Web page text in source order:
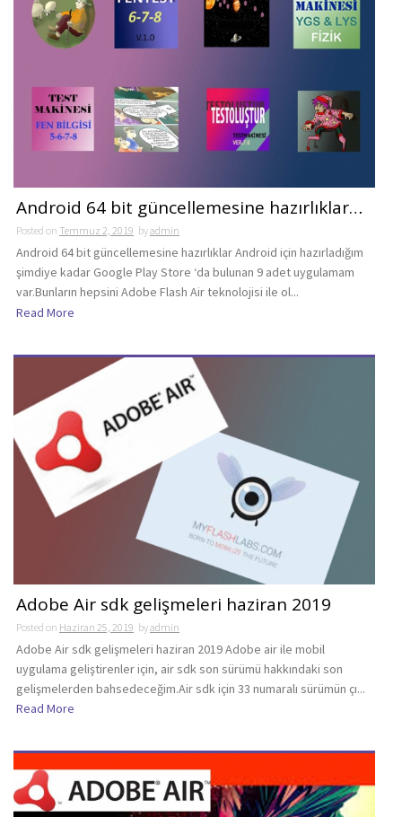
Android 64 bit güncellemesine hazırlıklar…
Posted on Temmuz 2, 2019 byadmin
Android 64 bit güncellemesine hazırlıklar Android için hazırladığım
şimdiye kadar Google Play Store ‘da bulunan 9 adet uygulamam
var.Bunların hepsini Adobe Flash Air teknolojisi ile ol...
Read More
Adobe Air sdk gelişmeleri haziran 2019
Posted on Haziran 25, 2019 byadmin
Adobe Air sdk gelişmeleri haziran 2019 Adobe air ile mobil
uygulama geliştirenler için, air sdk son sürümü hakkındaki son
gelişmelerden bahsedeceğim.Air sdk için 33 numaralı sürümün çı...
Read More